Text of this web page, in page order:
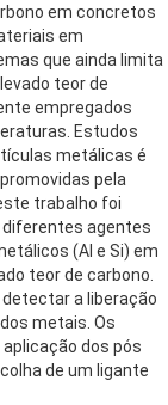
em concretos
em
que ainda limita
teor de
empregados
Estudos
metálicas é
pela
trabalho foi
diferentes agentes
(Al e Si) em
teor de carbono.
a liberação
metais. Os
dos pós
de um ligante